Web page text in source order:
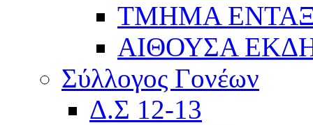
ΤΜΗΜΑ
ΑΙΘΟΥΣΑ
Σύλλογος Γονέων
Δ.Σ 12-13